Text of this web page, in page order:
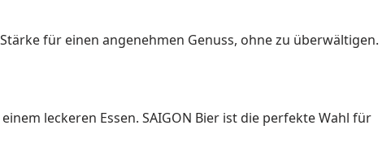
für einen angenehmen Genuss, ohne zu überwältigen.
leckeren Essen. SAIGON Bier ist die perfekte Wahl für